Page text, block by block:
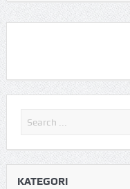
KATEGORI